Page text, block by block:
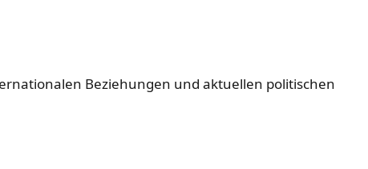
Beziehungen und aktuellen politischen